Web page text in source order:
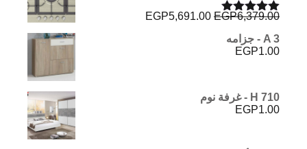
تم التقييم
5.00
من 5
EGP6,379.00
السعر
EGP5,691.00
A 3 - جزامه
EGP1.00
H 710 - غرفة نوم
EGP1.00